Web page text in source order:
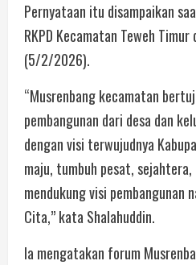
Pernyataan itu disampaikan
RKPD Kecamatan Teweh
(5/2/2026).
“Musrenbang kecamatan
pembangunan dari desa dan
dengan visi terwujudnya
maju, tumbuh pesat,
mendukung visi pembangunan
Cita,” kata Shalahuddin.
Ia mengatakan forum